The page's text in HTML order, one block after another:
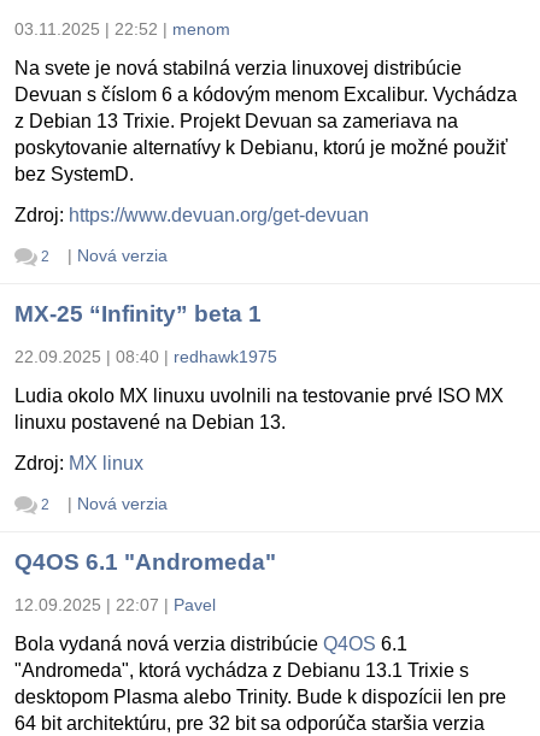
03.11.2025 | 22:52 | menom
Na svete je nová stabilná verzia linuxovej distribúcie
Devuan s číslom 6 a kódovým menom Excalibur. Vychádza
z Debian 13 Trixie. Projekt Devuan sa zameriava na
poskytovanie alternatívy k Debianu, ktorú je možné použiť
bez SystemD.
Zdroj: https://www.devuan.org/get-devuan
2 | Nová verzia
MX-25 “Infinity” beta 1
22.09.2025 | 08:40 | redhawk1975
Ludia okolo MX linuxu uvolnili na testovanie prvé ISO MX
linuxu postavené na Debian 13.
Zdroj: MX linux
2 | Nová verzia
Q4OS 6.1 "Andromeda"
12.09.2025 | 22:07 | Pavel
Bola vydaná nová verzia distribúcie Q4OS 6.1
"Andromeda", ktorá vychádza z Debianu 13.1 Trixie s
desktopom Plasma alebo Trinity. Bude k dispozícii len pre
64 bit architektúru, pre 32 bit sa odporúča staršia verzia